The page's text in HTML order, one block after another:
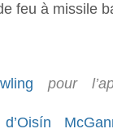
feu à missile
pour